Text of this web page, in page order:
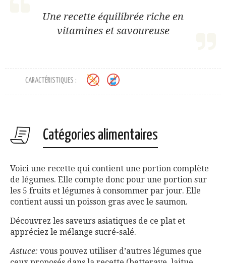
Une recette équilibrée riche en
vitamines et savoureuse
CARACTÉRISTIQUES :
Catégories alimentaires
Voici une recette qui contient une portion complète
de légumes. Elle compte donc pour une portion sur
les 5 fruits et légumes à consommer par jour. Elle
contient aussi un poisson gras avec le saumon.
Découvrez les saveurs asiatiques de ce plat et
appréciez le mélange sucré-salé.
Astuce: vous pouvez utiliser d’autres légumes que